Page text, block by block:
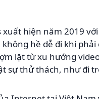
xuất hiện năm 2019
hề dễ đi khi phải
lặt từ xu hướng
sự thử thách, như đi